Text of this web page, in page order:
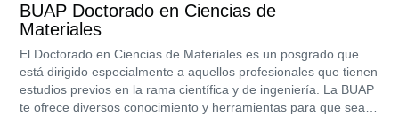
BUAP Doctorado en Ciencias de
Materiales
El Doctorado en Ciencias de Materiales es un posgrado que
está dirigido especialmente a aquellos profesionales que tienen
estudios previos en la rama científica y de ingeniería. La BUAP
te ofrece diversos conocimiento y herramientas para que seas